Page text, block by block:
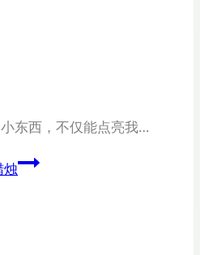
东西，不仅能点亮我…
烛